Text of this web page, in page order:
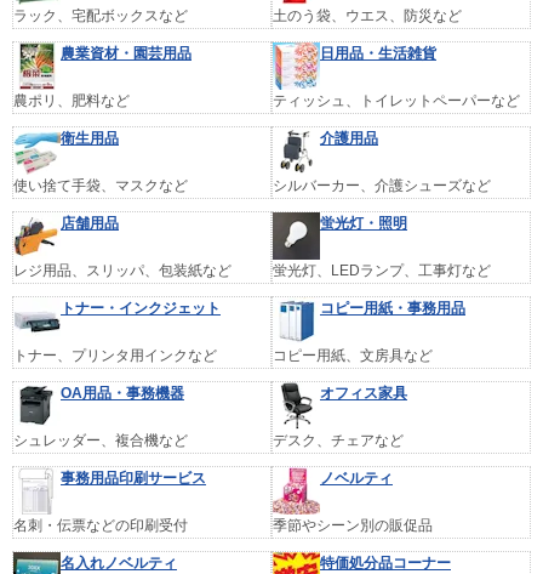
ラック、宅配ボックスなど 土のう袋、ウエス、防災など
農業資材・園芸用品
農ポリ、肥料など
日用品・生活雑貨
ティッシュ、トイレットペーパーなど
衛生用品
使い捨て手袋、マスクなど
介護用品
シルバーカー、介護シューズなど
店舗用品
レジ用品、スリッパ、包装紙など
蛍光灯・照明
蛍光灯、LEDランプ、工事灯など
トナー・インクジェット
トナー、プリンタ用インクなど
コピー用紙・事務用品
コピー用紙、文房具など
OA用品・事務機器
シュレッダー、複合機など
オフィス家具
デスク、チェアなど
事務用品印刷サービス
名刺・伝票などの印刷受付
ノベルティ
季節やシーン別の販促品
名入れノベルティ 特価処分品コーナー